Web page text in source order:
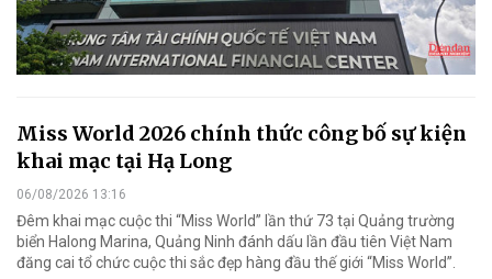
Miss World 2026 chính thức công bố sự kiện
khai mạc tại Hạ Long
06/08/2026 13:16
Đêm khai mạc cuộc thi “Miss World” lần thứ 73 tại Quảng trường
biển Halong Marina, Quảng Ninh đánh dấu lần đầu tiên Việt Nam
đăng cai tổ chức cuộc thi sắc đẹp hàng đầu thế giới “Miss World”.